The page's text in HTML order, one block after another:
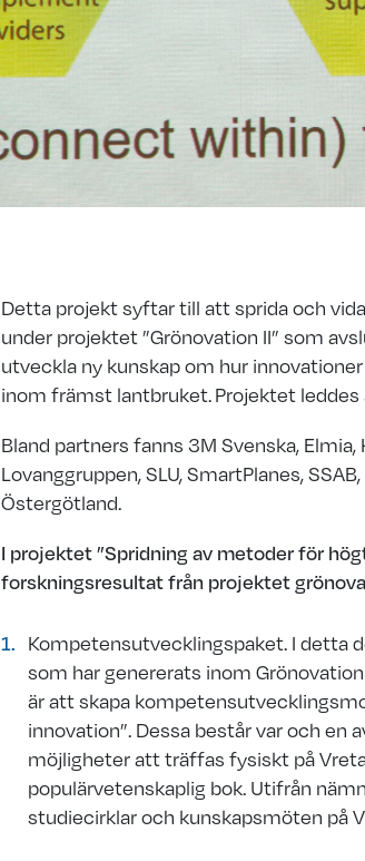
Detta projekt syftar till att sprida och
under projektet ”Grönovation II” som
utveckla ny kunskap om hur
inom främst lantbruket. Projektet
Bland partners fanns 3M Svenska,
Lovanggruppen, SLU, SmartPlanes,
Östergötland.
I projektet”Spridning av metoder för
forskningsresultat från projektet
Kompetensutvecklingspaket. I detta
som har genererats inom
är att skapa
innovation”. Dessa består var och en
möjligheter att träffas fysiskt på
populärvetenskaplig bok. Utifrån
studiecirklar och kunskapsmöten på